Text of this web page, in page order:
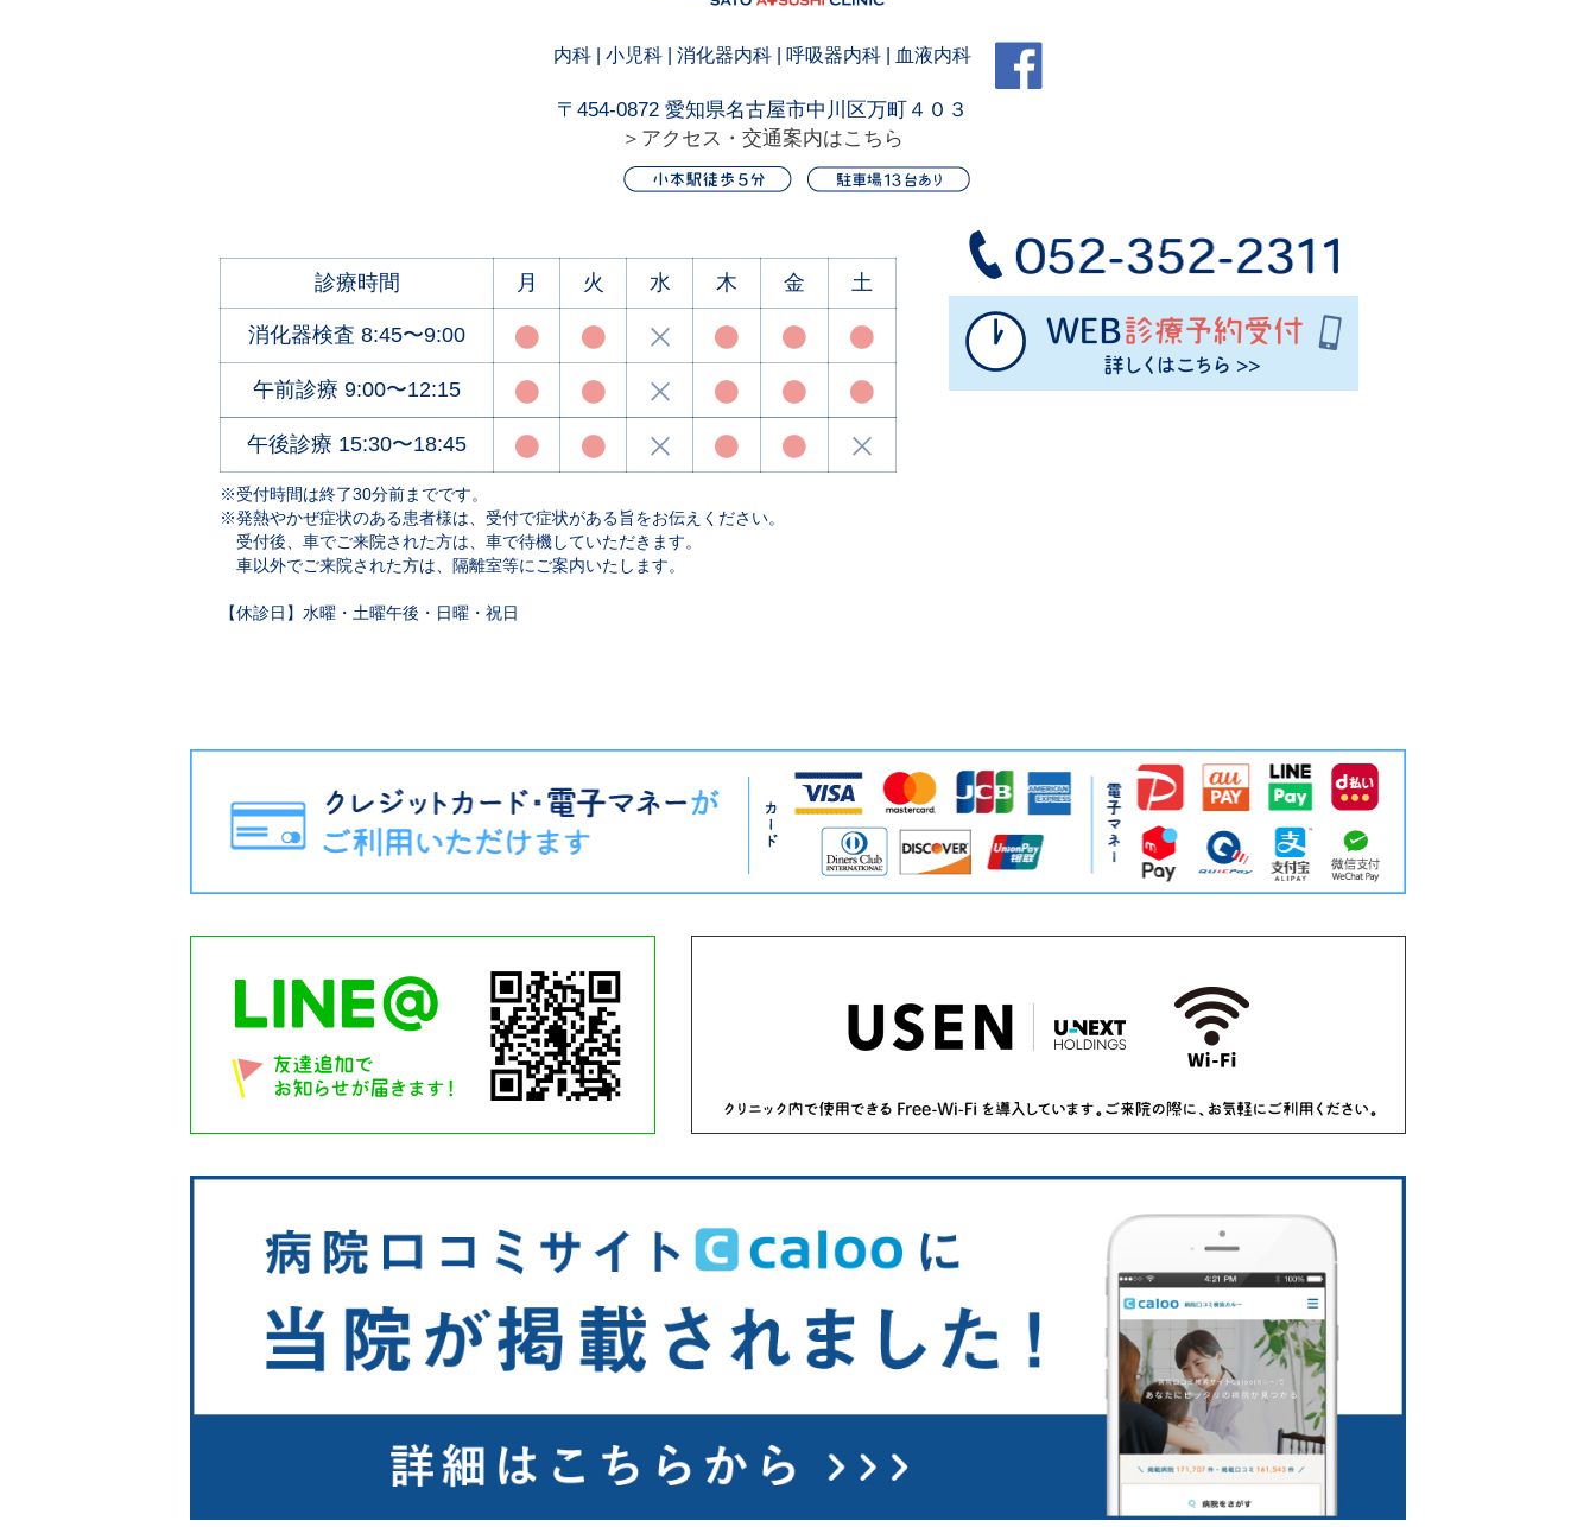
内科 | 小児科 | 消化器内科 | 呼吸器内科 | 血液内科
〒454-0872 愛知県名古屋市中川区万町４０３
＞アクセス・交通案内はこちら
診療時間 月 火 水 木 金 土
消化器検査 8:45〜9:00
午前診療 9:00〜12:15
午後診療 15:30〜18:45
※受付時間は終了30分前までです。
※発熱やかぜ症状のある患者様は、受付で症状がある旨をお伝えください。
受付後、車でご来院された方は、車で待機していただきます。
車以外でご来院された方は、隔離室等にご案内いたします。
【休診日】水曜・土曜午後・日曜・祝日